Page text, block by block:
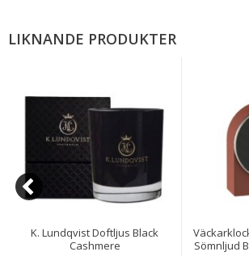
LIKNANDE PRODUKTER
K. Lundqvist Doftljus Black
Cashmere
Sömnljud